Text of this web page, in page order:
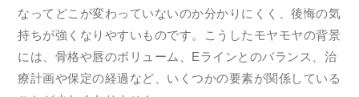
なってどこが変わっていないのか分かりにくく、後悔の気
持ちが強くなりやすいものです。こうしたモヤモヤの背景
には、骨格や唇のボリューム、Eラインとのバランス、治
療計画や保定の経過など、いくつかの要素が関係している